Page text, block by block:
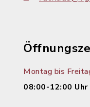
Montag bis
08:00-12:00 Uhr